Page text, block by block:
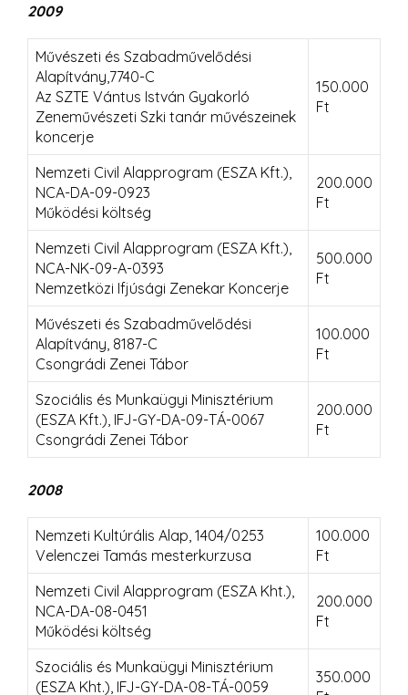
2009
Művészeti és Szabadművelődési
Alapítvány,7740-C
Az SZTE Vántus István Gyakorló
Zeneművészeti Szki tanár művészeinek
koncerje
150.000
Ft
Nemzeti Civil Alapprogram (ESZA Kft.),
NCA-DA-09-0923
Működési költség
200.000
Ft
Nemzeti Civil Alapprogram (ESZA Kft.),
NCA-NK-09-A-0393
Nemzetközi Ifjúsági Zenekar Koncerje
500.000
Ft
Művészeti és Szabadművelődési
Alapítvány, 8187-C
Csongrádi Zenei Tábor
100.000
Ft
Szociális és Munkaügyi Minisztérium
(ESZA Kft.), IFJ-GY-DA-09-TÁ-0067
Csongrádi Zenei Tábor
200.000
Ft
2008
Nemzeti Kultúrális Alap, 1404/0253
Velenczei Tamás mesterkurzusa
100.000
Ft
Nemzeti Civil Alapprogram (ESZA Kht.),
NCA-DA-08-0451
Működési költség
200.000
Ft
Szociális és Munkaügyi Minisztérium
(ESZA Kht.), IFJ-GY-DA-08-TÁ-0059
350.000